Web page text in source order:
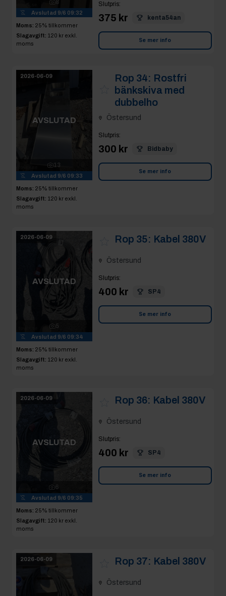
8
Avslutad 9/6 09:32
Moms: 25% tillkommer
Slagavgift: 120 kr exkl.
moms
Slutpris:
375 kr kenta54an
Se mer info
2026-06-09
AVSLUTAD
13
Avslutad 9/6 09:33
Moms: 25% tillkommer
Slagavgift: 120 kr exkl.
moms
Rop 34: Rostfri
bänkskiva med
dubbelho
Östersund
Slutpris:
300 kr Bidbaby
Se mer info
2026-06-09
AVSLUTAD
5
Avslutad 9/6 09:34
Moms: 25% tillkommer
Slagavgift: 120 kr exkl.
moms
Rop 35: Kabel 380V
Östersund
Slutpris:
400 kr SP4
Se mer info
2026-06-09
AVSLUTAD
6
Avslutad 9/6 09:35
Moms: 25% tillkommer
Slagavgift: 120 kr exkl.
moms
Rop 36: Kabel 380V
Östersund
Slutpris:
400 kr SP4
Se mer info
2026-06-09 Rop 37: Kabel 380V
Östersund